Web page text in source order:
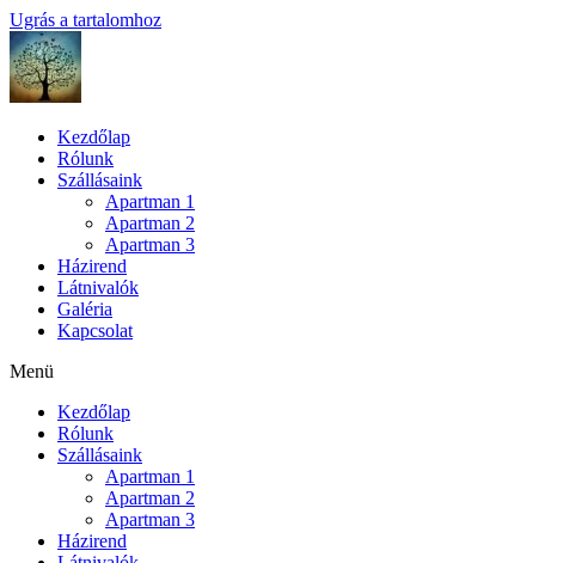
Ugrás a tartalomhoz
Kezdőlap
Rólunk
Szállásaink
Apartman 1
Apartman 2
Apartman 3
Házirend
Látnivalók
Galéria
Kapcsolat
Menü
Kezdőlap
Rólunk
Szállásaink
Apartman 1
Apartman 2
Apartman 3
Házirend